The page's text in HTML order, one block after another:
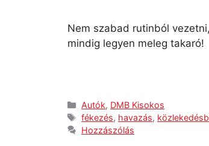
Nem szabad rutinból
mindig legyen meleg takaró!
Autók, DMB Kisokos
fékezés, havazás,
Hozzászólás